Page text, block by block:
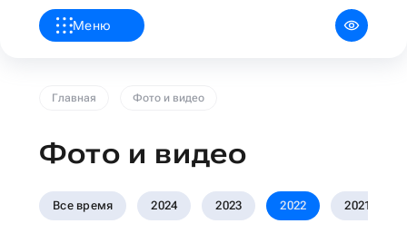
Меню
Главная Фото и видео
Фото и видео
Все время 2024 2023 2022 2021